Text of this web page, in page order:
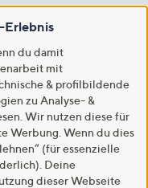
Erlebnis
du damit
mit
& profilbildende
zu Analyse- &
Wir nutzen diese für
Werbung. Wenn du dies
(für essenzielle
Deine
dieser Webseite